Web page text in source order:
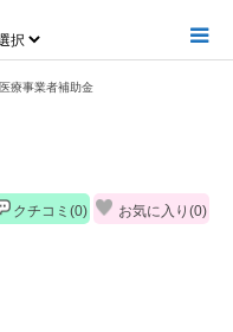
療事業者補助金
クチコミ(0) お気に入り(0)